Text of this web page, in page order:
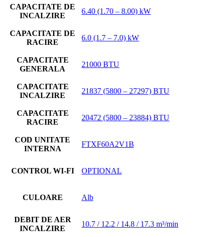
CAPACITATE DE
INCALZIRE
6.40 (1.70 – 8.00) kW
CAPACITATE DE
RACIRE
6.0 (1.7 – 7.0) kW
CAPACITATE
GENERALA
21000 BTU
CAPACITATE
INCALZIRE
21837 (5800 – 27297) BTU
CAPACITATE
RACIRE
20472 (5800 – 23884) BTU
COD UNITATE
INTERNA
FTXF60A2V1B
CONTROL WI-FI OPTIONAL
CULOARE Alb
DEBIT DE AER
INCALZIRE
10.7 / 12.2 / 14.8 / 17.3 m³/min